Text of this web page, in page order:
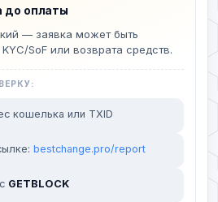
до оплаты
— заявка может быть
SoF или возврата средств.
кошелька или TXID
bestchange.pro/report
GETBLOCK